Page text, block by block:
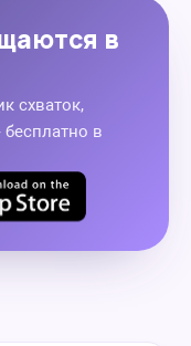
в
схваток,
в